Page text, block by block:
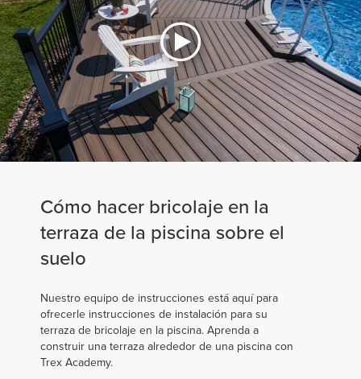
Cómo hacer bricolaje en la
terraza de la piscina sobre el
suelo
Nuestro equipo de instrucciones está aquí para
ofrecerle instrucciones de instalación para su
terraza de bricolaje en la piscina. Aprenda a
construir una terraza alrededor de una piscina con
Trex Academy.